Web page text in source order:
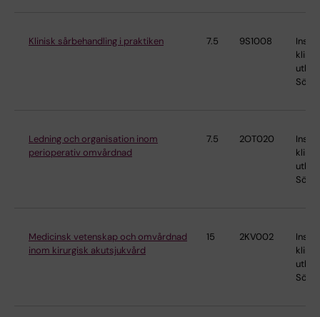
Klinisk sårbehandling i praktiken 7.5 9S1008
Ledning och organisation inom
perioperativ omvårdnad
7.5 2OT020
Medicinsk vetenskap och omvårdnad
inom kirurgisk akutsjukvård
15 2KV002